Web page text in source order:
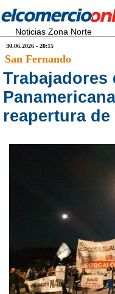
Noticias Zona Norte
30.06.2026 - 20:15
San Fernando
Trabajadores
reapertura